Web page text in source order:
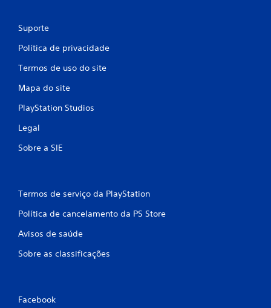
Suporte
Política de privacidade
Termos de uso do site
Mapa do site
PlayStation Studios
Legal
Sobre a SIE
Termos de serviço da PlayStation
Política de cancelamento da PS Store
Avisos de saúde
Sobre as classificações
Facebook